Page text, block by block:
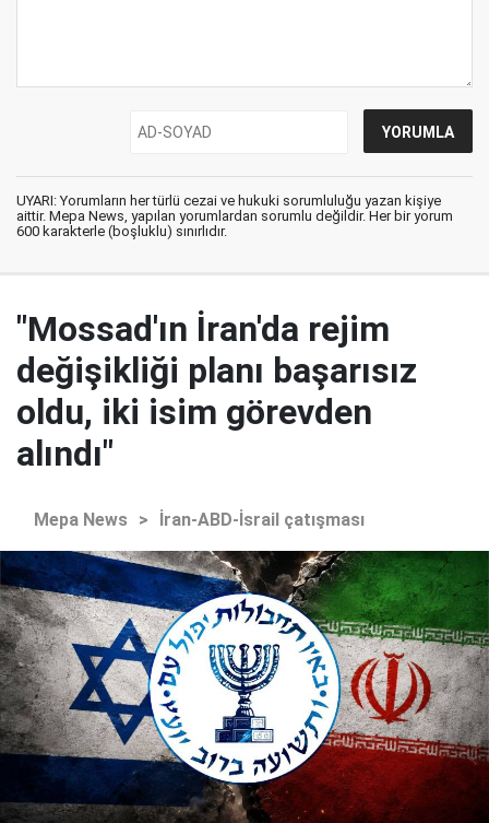
UYARI: Yorumların her türlü cezai ve hukuki sorumluluğu yazan kişiye
aittir. Mepa News, yapılan yorumlardan sorumlu değildir. Her bir yorum
600 karakterle (boşluklu) sınırlıdır.
"Mossad'ın İran'da rejim
değişikliği planı başarısız
oldu, iki isim görevden
alındı"
Mepa News > İran-ABD-İsrail çatışması